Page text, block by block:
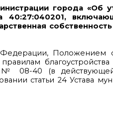
города «Об
40:27:040201,
Федерации, Положением
благоустройства
№ 08-40 (в
статьи 24 Устава